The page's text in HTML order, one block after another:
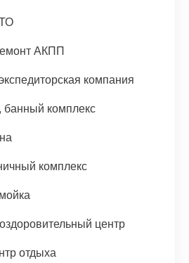
АКПП
компания
банный комплекс
комплекс
центр
отдыха